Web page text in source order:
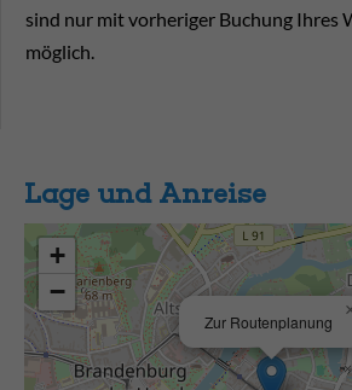
sind nur mit vorheriger Buchung Ihres
möglich.
Lage und Anreise
Zur Routenplanung
+
−